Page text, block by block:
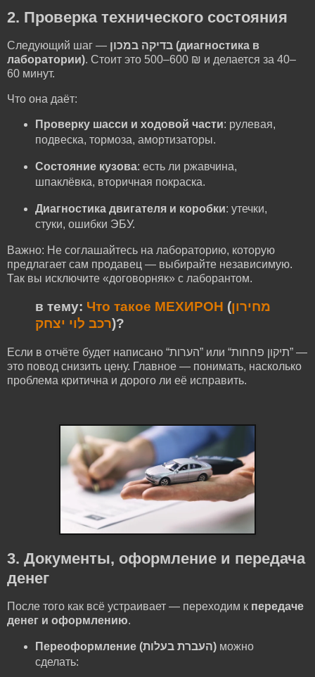
2. Проверка технического состояния
Следующий шаг — בדיקה במכון (диагностика в
лаборатории). Стоит это 500–600 ₪ и делается за 40–
60 минут.
Что она даёт:
Проверку шасси и ходовой части: рулевая,
подвеска, тормоза, амортизаторы.
Состояние кузова: есть ли ржавчина,
шпаклёвка, вторичная покраска.
Диагностика двигателя и коробки: утечки,
стуки, ошибки ЭБУ.
Важно: Не соглашайтесь на лабораторию, которую
предлагает сам продавец — выбирайте независимую.
Так вы исключите «договорняк» с лаборантом.
в тему: Что такое МЕХИРОН (מחירון
רכב לוי יצחק)?
Если в отчёте будет написано “הערות” или “תיקון פחחות” —
это повод снизить цену. Главное — понимать, насколько
проблема критична и дорого ли её исправить.
3. Документы, оформление и передача
денег
После того как всё устраивает — переходим к передаче
денег и оформлению.
Переоформление (העברת בעלות)можно
сделать: